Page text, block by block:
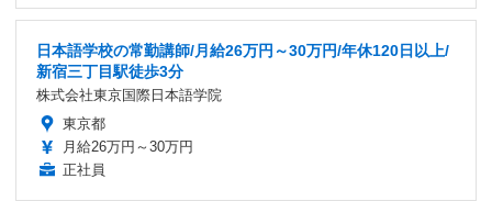
日本語学校の常勤講師/月給26万円～30万円/年休120日以上/
新宿三丁目駅徒歩3分
株式会社東京国際日本語学院
東京都
月給26万円～30万円
正社員